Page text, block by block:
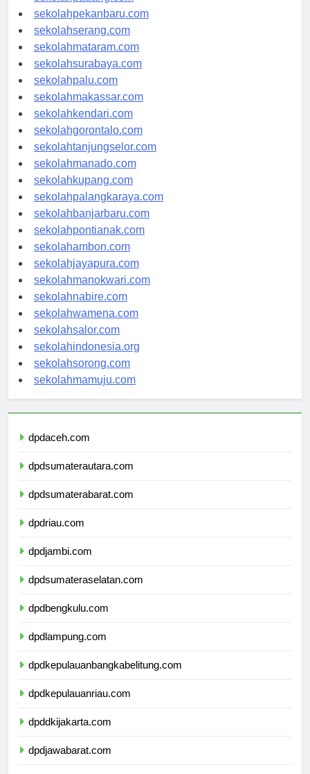
sekolahpadang.com
sekolahpekanbaru.com
sekolahserang.com
sekolahmataram.com
sekolahsurabaya.com
sekolahpalu.com
sekolahmakassar.com
sekolahkendari.com
sekolahgorontalo.com
sekolahtanjungselor.com
sekolahmanado.com
sekolahkupang.com
sekolahpalangkaraya.com
sekolahbanjarbaru.com
sekolahpontianak.com
sekolahambon.com
sekolahjayapura.com
sekolahmanokwari.com
sekolahnabire.com
sekolahwamena.com
sekolahsalor.com
sekolahindonesia.org
sekolahsorong.com